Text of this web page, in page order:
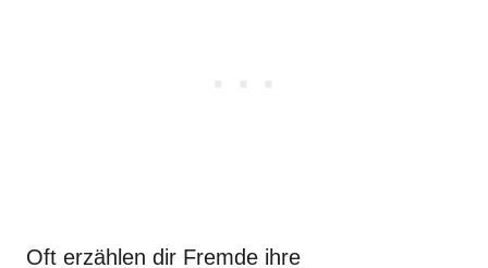
Oft erzählen dir Fremde ihre